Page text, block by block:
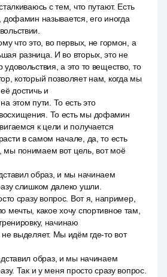
с тем, что путают. Есть
дофамин называется, его иногда
что это, во первых, не гормон, а
разница. И во вторых, это не
а это то вещество, то
который позволяет нам, когда мы
достичь и
этом пути. То есть это
То есть мы дофамин
к цели и получается
в самом начале, да, то есть
понимаем вот цель, вот моё
образ, и мы начинаем
слишком далеко ушли.
сразу вопрос. Вот я, например,
мечты, какое хочу спортивное там,
начинаю
выделяет. Мы идём где-то вот
образ, и мы начинаем
Так и у меня просто сразу вопрос.